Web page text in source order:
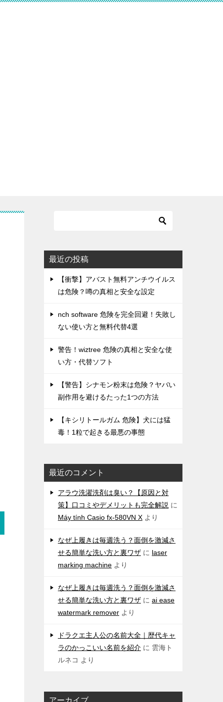
最近の投稿
【衝撃】アバスト無料アンチウイルス
は危険？噂の真相と安全な設定
nch software 危険を完全回避！失敗し
ない使い方と無料代替4選
警告！wiztree 危険の真相と安全な使
い方・代替ソフト
【警告】シナモン粉末は危険？ヤバい
副作用を避けるたった1つの方法
【キシリトールガム 危険】犬には猛
毒！1粒で起きる最悪の事態
最近のコメント
アラウ洗濯洗剤は臭い？【原因と対
策】口コミやデメリットも完全解説 に
Máy tính Casio fx-580VN X より
なぜ上履きは毎週洗う？面倒を激減さ
せる簡単な洗い方と裏ワザ に laser
marking machine より
なぜ上履きは毎週洗う？面倒を激減さ
せる簡単な洗い方と裏ワザ に ai ease
watermark remover より
ドラクエ主人公の名前大全｜歴代キャ
ラのかっこいい名前を紹介 に 雲海ト
ルネコ より
アーカイブ